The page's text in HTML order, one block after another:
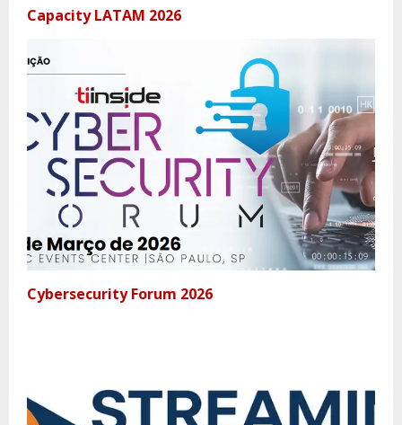
Capacity LATAM 2026
Cybersecurity Forum 2026